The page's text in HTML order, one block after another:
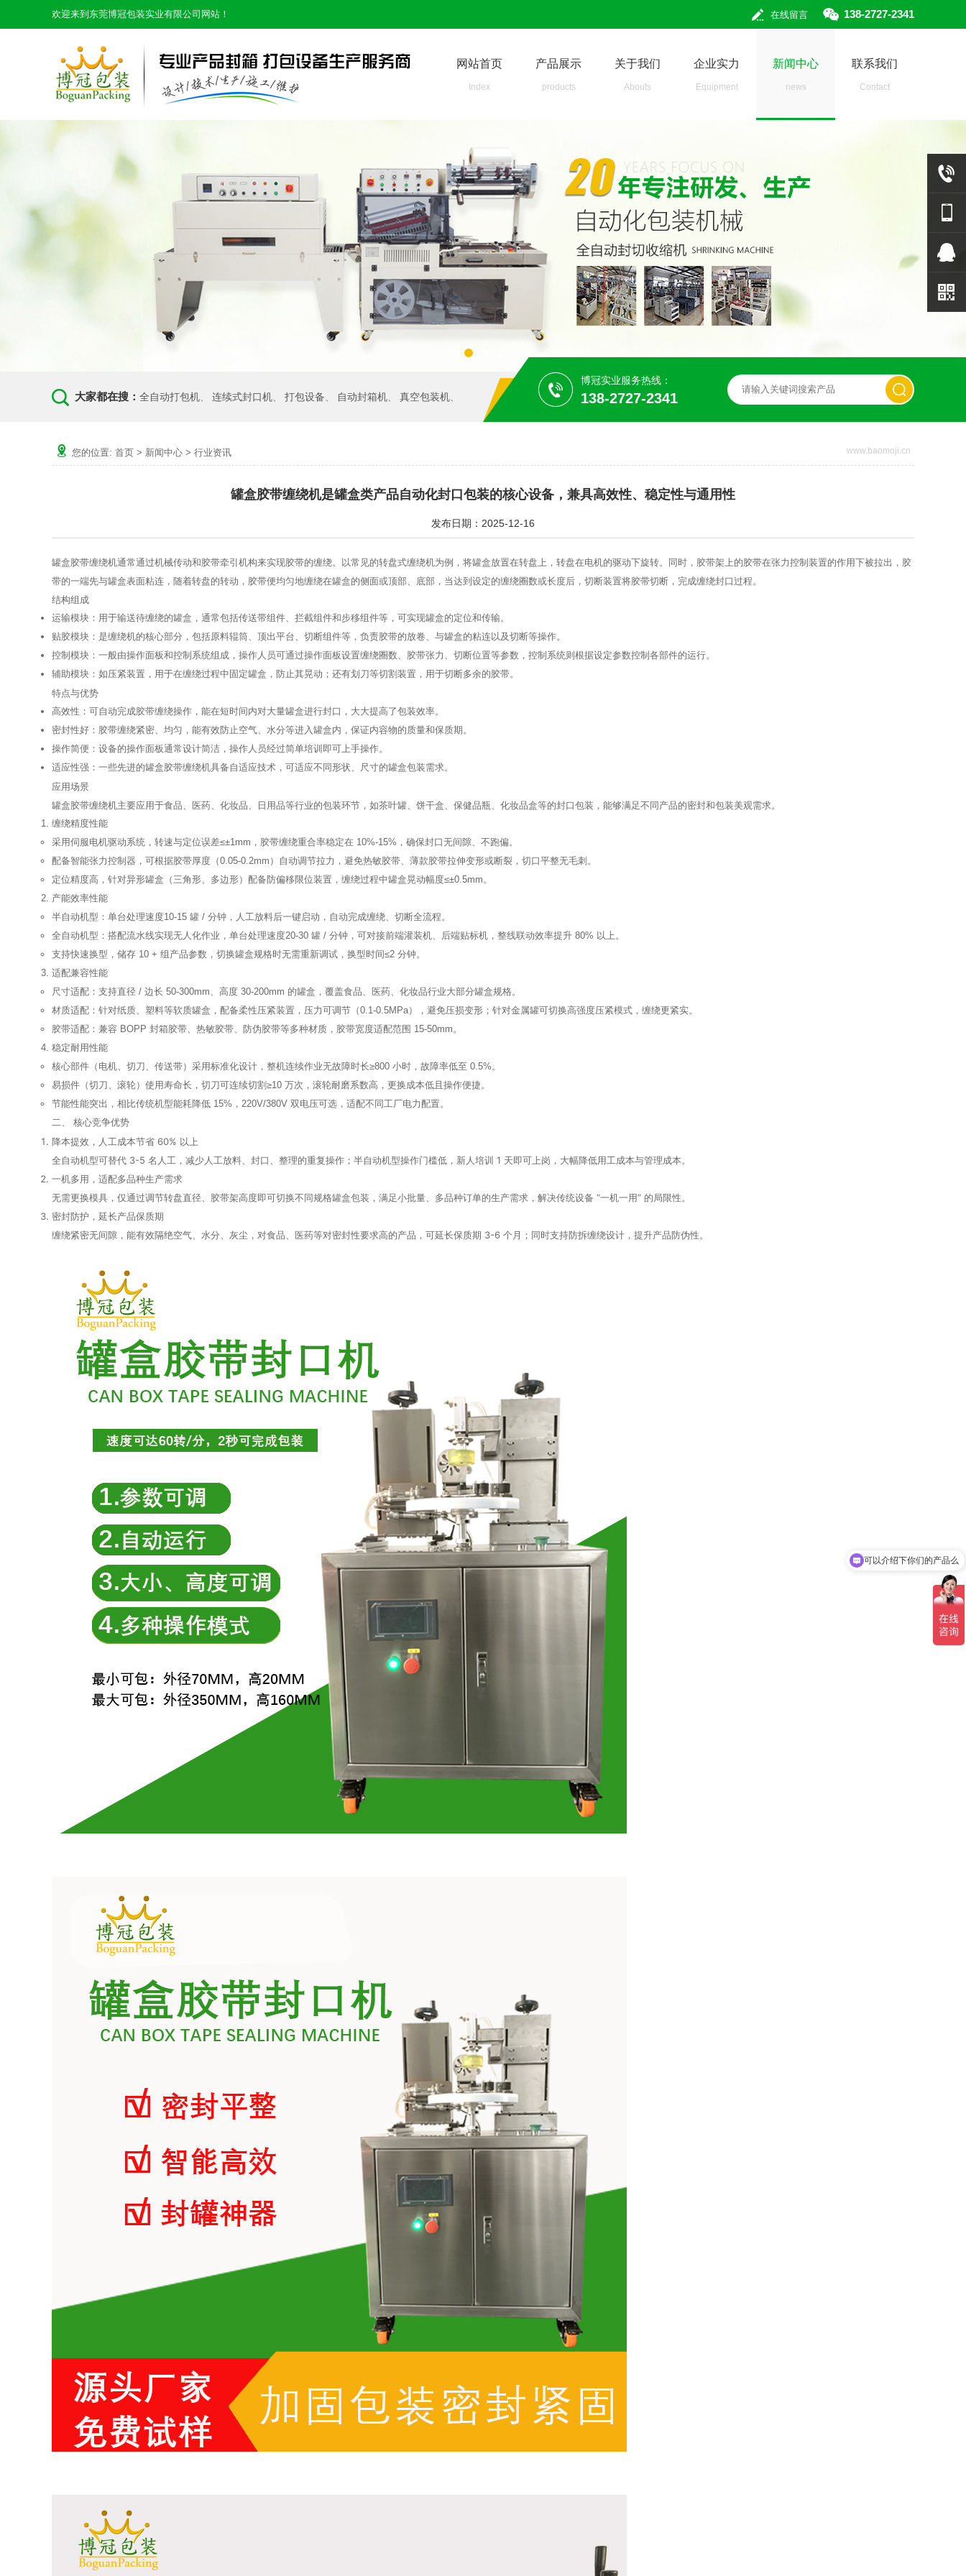
欢迎来到东莞博冠包装实业有限公司网站！ 在线留言 138-2727-2341
网站首页
Index
产品展示
products
关于我们
Abouts
企业实力
Equipment
新闻中心
news
联系我们
Contact
大家都在搜： 全自动打包机、 连续式封口机、 打包设备、 自动封箱机、 真空包装机、
博冠实业服务热线：
138-2727-2341
您的位置: 首页 > 新闻中心 > 行业资讯 www.baomoji.cn
罐盒胶带缠绕机是罐盒类产品自动化封口包装的核心设备，兼具高效性、稳定性与通用性
发布日期：2025-12-16
罐盒胶带缠绕机通常通过机械传动和胶带牵引机构来实现胶带的缠绕。以常见的转盘式缠绕机为例，将罐盒放置在转盘上，转盘在电机的驱动下旋转。同时，胶带架上的胶带在张力控制装置的作用下被拉出，胶
带的一端先与罐盒表面粘连，随着转盘的转动，胶带便均匀地缠绕在罐盒的侧面或顶部、底部，当达到设定的缠绕圈数或长度后，切断装置将胶带切断，完成缠绕封口过程。
结构组成
运输模块 ：用于输送待缠绕的罐盒，通常包括传送带组件、拦截组件和步移组件等，可实现罐盒的定位和传输。
贴胶模块 ：是缠绕机的核心部分，包括原料辊筒、顶出平台、切断组件等，负责胶带的放卷、与罐盒的粘连以及切断等操作。
控制模块 ：一般由操作面板和控制系统组成，操作人员可通过操作面板设置缠绕圈数、胶带张力、切断位置等参数，控制系统则根据设定参数控制各部件的运行。
辅助模块 ：如压紧装置，用于在缠绕过程中固定罐盒，防止其晃动；还有划刀等切割装置，用于切断多余的胶带。
特点与优势
高效性 ：可自动完成胶带缠绕操作，能在短时间内对大量罐盒进行封口，大大提高了包装效率。
密封性好 ：胶带缠绕紧密、均匀，能有效防止空气、水分等进入罐盒内，保证内容物的质量和保质期。
操作简便 ：设备的操作面板通常设计简洁，操作人员经过简单培训即可上手操作。
适应性强 ：一些先进的罐盒胶带缠绕机具备自适应技术，可适应不同形状、尺寸的罐盒包装需求。
应用场景
罐盒胶带缠绕机主要应用于食品、医药、化妆品、日用品等行业的包装环节，如茶叶罐、饼干盒、保健品瓶、化妆品盒等的封口包装，能够满足不同产品的密封和包装美观需求。
缠绕精度性能
采用伺服电机驱动系统 ，转速与定位误差≤±1mm，胶带缠绕重合率稳定在 10%-15%，确保封口无间隙、不跑偏。
配备智能张力控制器 ，可根据胶带厚度（0.05-0.2mm）自动调节拉力，避免热敏胶带、薄款胶带拉伸变形或断裂，切口平整无毛刺。
定位精度高，针对异形罐盒（三角形、多边形）配备防偏移限位装置，缠绕过程中罐盒晃动幅度≤±0.5mm。
产能效率性能
半自动机型：单台处理速度10-15 罐 / 分钟 ，人工放料后一键启动，自动完成缠绕、切断全流程。
全自动机型：搭配流水线实现无人化作业，单台处理速度20-30 罐 / 分钟 ，可对接前端灌装机、后端贴标机，整线联动效率提升 80% 以上。
支持快速换型 ，储存 10 + 组产品参数，切换罐盒规格时无需重新调试，换型时间≤2 分钟。
适配兼容性能
尺寸适配：支持直径 / 边长 50-300mm、高度 30-200mm 的罐盒，覆盖食品、医药、化妆品行业大部分罐盒规格。
材质适配：针对纸质、塑料等软质罐盒，配备柔性压紧装置 ，压力可调节（0.1-0.5MPa），避免压损变形；针对金属罐可切换高强度压紧模式，缠绕更紧实。
胶带适配：兼容 BOPP 封箱胶带、热敏胶带、防伪胶带等多种材质，胶带宽度适配范围 15-50mm。
稳定耐用性能
核心部件（电机、切刀、传送带）采用标准化设计，整机连续作业无故障时长≥800 小时，故障率低至 0.5%。
易损件（切刀、滚轮）使用寿命长，切刀可连续切割≥10 万次，滚轮耐磨系数高，更换成本低且操作便捷。
节能性能突出，相比传统机型能耗降低 15%，220V/380V 双电压可选，适配不同工厂电力配置。
二、 核心竞争优势
降本提效，人工成本节省 60% 以上
全自动机型可替代 3-5 名人工，减少人工放料、封口、整理的重复操作；半自动机型操作门槛低，新人培训 1 天即可上岗，大幅降低用工成本与管理成本。
一机多用，适配多品种生产需求
无需更换模具，仅通过调节转盘直径、胶带架高度即可切换不同规格罐盒包装，满足小批量、多品种订单的生产需求，解决传统设备 “一机一用” 的局限性。
密封防护，延长产品保质期
缠绕紧密无间隙，能有效隔绝空气、水分、灰尘，对食品、医药等对密封性要求高的产品，可延长保质期 3-6 个月；同时支持防拆缠绕设计，提升产品防伪性。
可以介绍下你们的产品么